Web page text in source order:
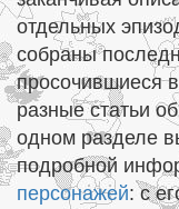
отдельных
собраны
просочившиеся
разные статьи
одном разделе
подробной
персонажей: с